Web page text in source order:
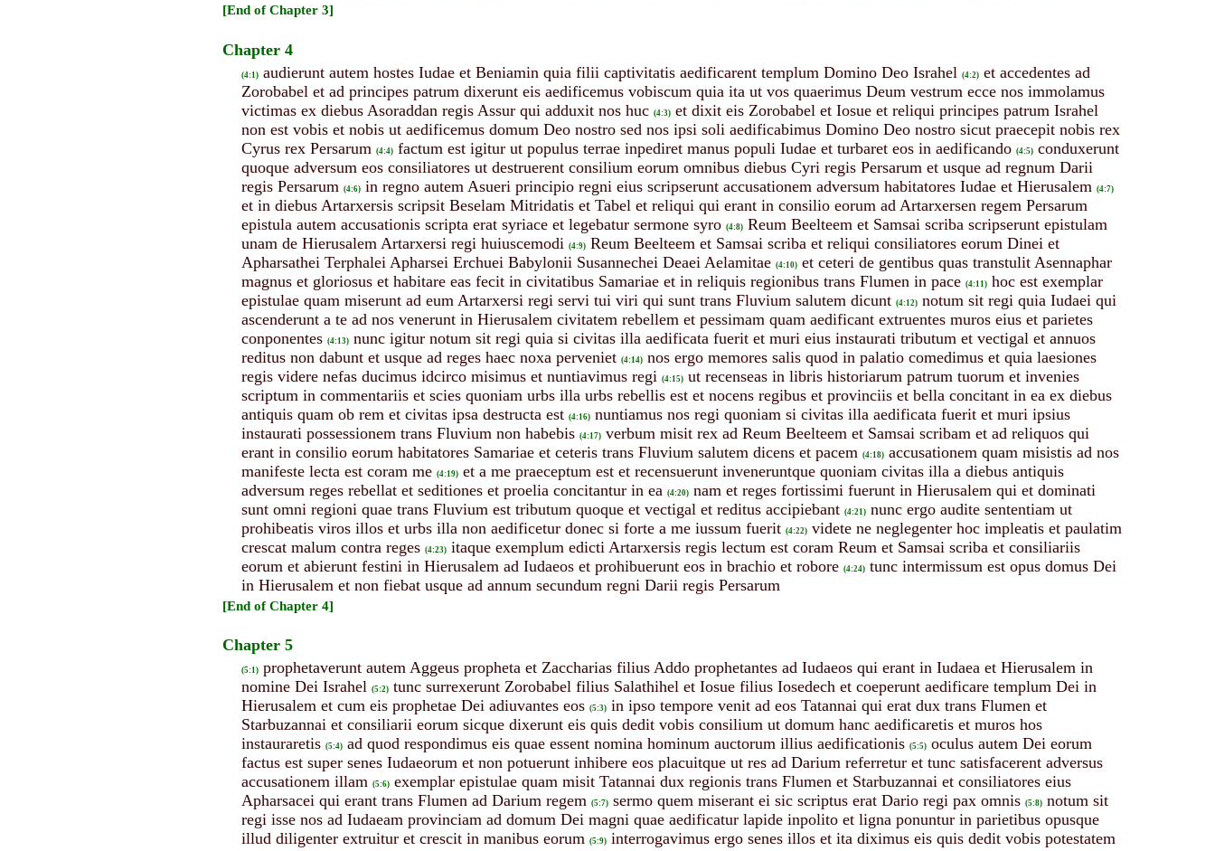
[End of Chapter 3]
Chapter 4
(4:1) audierunt autem hostes Iudae et Beniamin quia filii captivitatis aedificarent templum Domino Deo Israhel (4:2) et accedentes ad
Zorobabel et ad principes patrum dixerunt eis aedificemus vobiscum quia ita ut vos quaerimus Deum vestrum ecce nos immolamus
victimas ex diebus Asoraddan regis Assur qui adduxit nos huc (4:3) et dixit eis Zorobabel et Iosue et reliqui principes patrum Israhel
non est vobis et nobis ut aedificemus domum Deo nostro sed nos ipsi soli aedificabimus Domino Deo nostro sicut praecepit nobis rex
Cyrus rex Persarum (4:4) factum est igitur ut populus terrae inpediret manus populi Iudae et turbaret eos in aedificando (4:5) conduxerunt
quoque adversum eos consiliatores ut destruerent consilium eorum omnibus diebus Cyri regis Persarum et usque ad regnum Darii
regis Persarum (4:6) in regno autem Asueri principio regni eius scripserunt accusationem adversum habitatores Iudae et Hierusalem (4:7)
et in diebus Artarxersis scripsit Beselam Mitridatis et Tabel et reliqui qui erant in consilio eorum ad Artarxersen regem Persarum
epistula autem accusationis scripta erat syriace et legebatur sermone syro (4:8) Reum Beelteem et Samsai scriba scripserunt epistulam
unam de Hierusalem Artarxersi regi huiuscemodi (4:9) Reum Beelteem et Samsai scriba et reliqui consiliatores eorum Dinei et
Apharsathei Terphalei Apharsei Erchuei Babylonii Susannechei Deaei Aelamitae (4:10) et ceteri de gentibus quas transtulit Asennaphar
magnus et gloriosus et habitare eas fecit in civitatibus Samariae et in reliquis regionibus trans Flumen in pace (4:11) hoc est exemplar
epistulae quam miserunt ad eum Artarxersi regi servi tui viri qui sunt trans Fluvium salutem dicunt (4:12) notum sit regi quia Iudaei qui
ascenderunt a te ad nos venerunt in Hierusalem civitatem rebellem et pessimam quam aedificant extruentes muros eius et parietes
conponentes (4:13) nunc igitur notum sit regi quia si civitas illa aedificata fuerit et muri eius instaurati tributum et vectigal et annuos
reditus non dabunt et usque ad reges haec noxa perveniet (4:14) nos ergo memores salis quod in palatio comedimus et quia laesiones
regis videre nefas ducimus idcirco misimus et nuntiavimus regi (4:15) ut recenseas in libris historiarum patrum tuorum et invenies
scriptum in commentariis et scies quoniam urbs illa urbs rebellis est et nocens regibus et provinciis et bella concitant in ea ex diebus
antiquis quam ob rem et civitas ipsa destructa est (4:16) nuntiamus nos regi quoniam si civitas illa aedificata fuerit et muri ipsius
instaurati possessionem trans Fluvium non habebis (4:17) verbum misit rex ad Reum Beelteem et Samsai scribam et ad reliquos qui
erant in consilio eorum habitatores Samariae et ceteris trans Fluvium salutem dicens et pacem (4:18) accusationem quam misistis ad nos
manifeste lecta est coram me (4:19) et a me praeceptum est et recensuerunt inveneruntque quoniam civitas illa a diebus antiquis
adversum reges rebellat et seditiones et proelia concitantur in ea (4:20) nam et reges fortissimi fuerunt in Hierusalem qui et dominati
sunt omni regioni quae trans Fluvium est tributum quoque et vectigal et reditus accipiebant (4:21) nunc ergo audite sententiam ut
prohibeatis viros illos et urbs illa non aedificetur donec si forte a me iussum fuerit (4:22) videte ne neglegenter hoc impleatis et paulatim
crescat malum contra reges (4:23) itaque exemplum edicti Artarxersis regis lectum est coram Reum et Samsai scriba et consiliariis
eorum et abierunt festini in Hierusalem ad Iudaeos et prohibuerunt eos in brachio et robore (4:24) tunc intermissum est opus domus Dei
in Hierusalem et non fiebat usque ad annum secundum regni Darii regis Persarum
[End of Chapter 4]
Chapter 5
(5:1) prophetaverunt autem Aggeus propheta et Zaccharias filius Addo prophetantes ad Iudaeos qui erant in Iudaea et Hierusalem in
nomine Dei Israhel (5:2) tunc surrexerunt Zorobabel filius Salathihel et Iosue filius Iosedech et coeperunt aedificare templum Dei in
Hierusalem et cum eis prophetae Dei adiuvantes eos (5:3) in ipso tempore venit ad eos Tatannai qui erat dux trans Flumen et
Starbuzannai et consiliarii eorum sicque dixerunt eis quis dedit vobis consilium ut domum hanc aedificaretis et muros hos
instauraretis (5:4) ad quod respondimus eis quae essent nomina hominum auctorum illius aedificationis (5:5) oculus autem Dei eorum
factus est super senes Iudaeorum et non potuerunt inhibere eos placuitque ut res ad Darium referretur et tunc satisfacerent adversus
accusationem illam (5:6) exemplar epistulae quam misit Tatannai dux regionis trans Flumen et Starbuzannai et consiliatores eius
Apharsacei qui erant trans Flumen ad Darium regem (5:7) sermo quem miserant ei sic scriptus erat Dario regi pax omnis (5:8) notum sit
regi isse nos ad Iudaeam provinciam ad domum Dei magni quae aedificatur lapide inpolito et ligna ponuntur in parietibus opusque
illud diligenter extruitur et crescit in manibus eorum (5:9) interrogavimus ergo senes illos et ita diximus eis quis dedit vobis potestatem